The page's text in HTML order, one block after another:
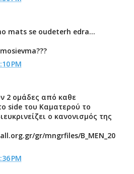
mats se oudeterh edra...
PM
2 ομάδες από καθε
side του Καματερού το
ο κανονισμός της
gr/mngrfiles/B_MEN_20
PM